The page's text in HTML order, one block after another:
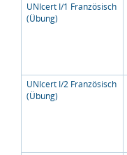
UNIcert I/1 Französisch
(Übung)
UNIcert I/2 Französisch
(Übung)